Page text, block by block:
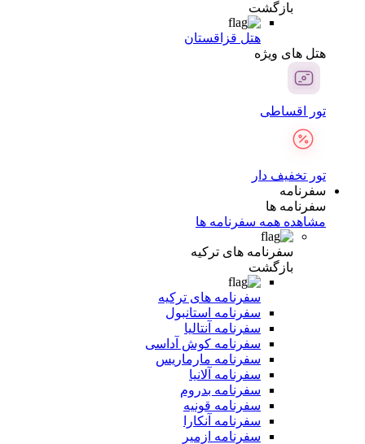
بازگشت
هتل قزاقستان
هتل های ویژه
تور اقساطی
تور تخفیف دار
سفرنامه
سفرنامه ها
مشاهده همه سفرنامه ها
سفرنامه های ترکیه
بازگشت
سفرنامه های ترکیه
سفرنامه استانبول
سفرنامه آنتالیا
سفرنامه کوش آداسی
سفرنامه مارماریس
سفرنامه آلانیا
سفرنامه بدروم
سفرنامه قونیه
سفرنامه آنکارا
سفرنامه ازمیر